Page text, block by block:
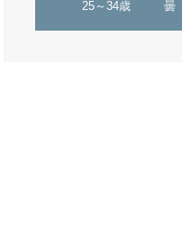
25～34歳 曇